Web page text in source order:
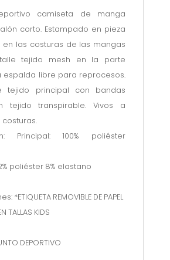
camiseta de manga
corto. Estampado en pieza
en las costuras de las mangas
tejido mesh en la parte
espalda libre para reprocesos.
tejido principal con bandas
tejido transpirable. Vivos a
Principal: 100% poliéster
poliéster 8% elastano
*ETIQUETA REMOVIBLE DE PAPEL
TALLAS KIDS
DEPORTIVO